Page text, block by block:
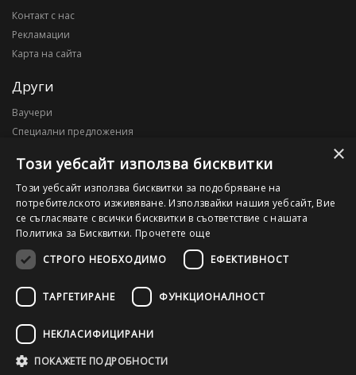
Контакт с нас
Рекламации
Карта на сайта
Други
Ваучери
Специални предложения
Моят профил
Моят профил
История на поръчките
Желани продукти
203010795
×
Този уебсайт използва бисквитки
Този уебсайт използва бисквитки за подобряване на
потребителското изживяване. Използвайки нашия уебсайт, Вие
се съгласявате с всички бисквитки в съответствие с нашата
Политика за Бисквитки. Прочетете още
СТРОГО НЕОБХОДИМО
ЕФЕКТИВНОСТ
ТАРГЕТИРАНЕ ФУНКЦИОНАЛНОСТ
НЕКЛАСИФИЦИРАНИ
ПОКАЖЕТЕ ПОДРОБНОСТИ